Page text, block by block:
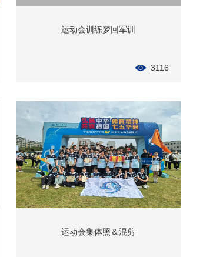
运动会训练梦回军训
3116
运动会集体照＆混剪